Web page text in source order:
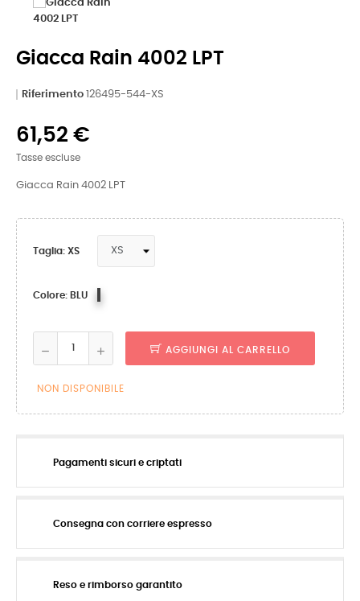
Giacca Rain 4002 LPT
Riferimento 126495-544-XS
61,52 €
Tasse escluse
Giacca Rain 4002 LPT
Taglia: XS
Colore: BLU
AGGIUNGI AL CARRELLO
NON DISPONIBILE
Pagamenti sicuri e criptati
Consegna con corriere espresso
Reso e rimborso garantito